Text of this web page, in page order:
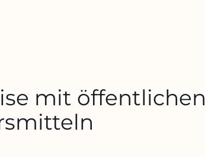
mit öffentlichen